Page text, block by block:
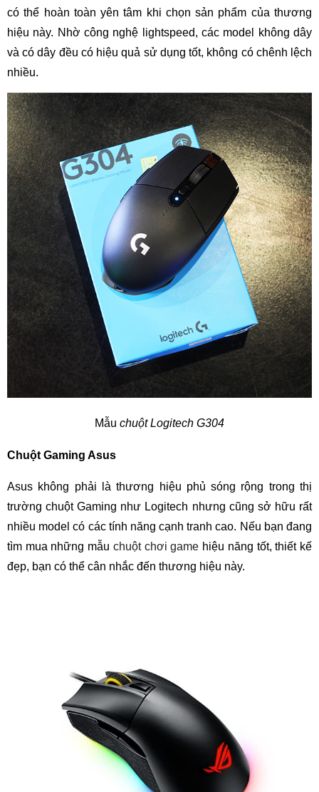
có thể hoàn toàn yên tâm khi chọn sản phẩm của thương
hiệu này. Nhờ công nghệ lightspeed, các model không dây
và có dây đều có hiệu quả sử dụng tốt, không có chênh lệch
nhiều.
Mẫu chuột Logitech G304
Chuột Gaming Asus
Asus không phải là thương hiệu phủ sóng rộng trong thị
trường chuột Gaming như Logitech nhưng cũng sở hữu rất
nhiều model có các tính năng cạnh tranh cao. Nếu bạn đang
tìm mua những mẫu chuột chơi game hiệu năng tốt, thiết kế
đẹp, bạn có thể cân nhắc đến thương hiệu này.